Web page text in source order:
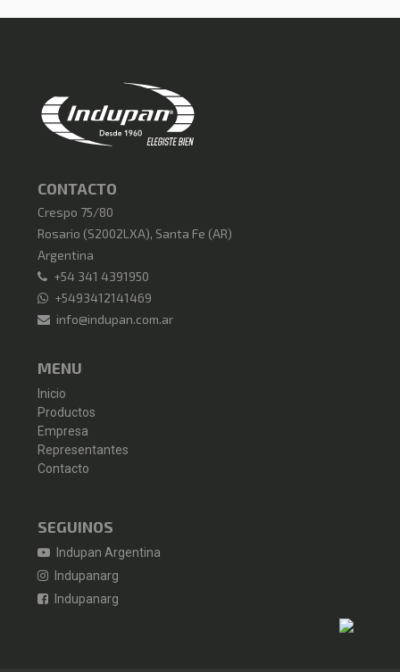
CONTACTO
Crespo 75/80
Rosario (S2002LXA), Santa Fe (AR)
Argentina
+54 341 4391950
+5493412141469
info@indupan.com.ar
MENU
Inicio
Productos
Empresa
Representantes
Contacto
SEGUINOS
Indupan Argentina
Indupanarg
Indupanarg